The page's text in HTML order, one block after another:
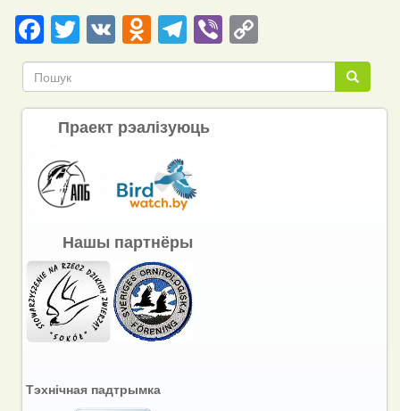
Facebook
Twitter
VKOdnoklassniki
Telegram
ViberCopy
Link Пошук
Пошук
Праект рэалізуюць
Нашы партнёры
Тэхнічная падтрымка